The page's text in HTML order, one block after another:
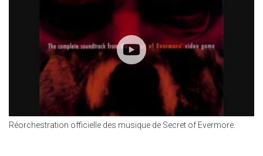
Réorchestration officielle des musique de Secret of Evermore.